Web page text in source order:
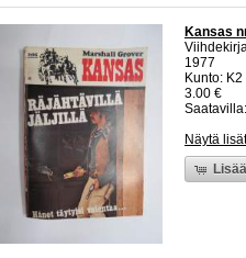
Kansas
1977
Kunto:
3.00 €
Näytä